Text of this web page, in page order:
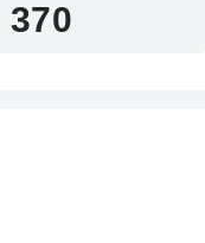
370